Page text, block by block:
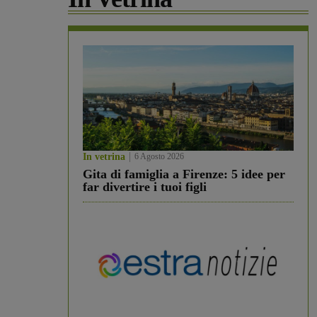
In vetrina 6 Agosto 2026
Gita di famiglia a Firenze: 5 idee per
far divertire i tuoi figli